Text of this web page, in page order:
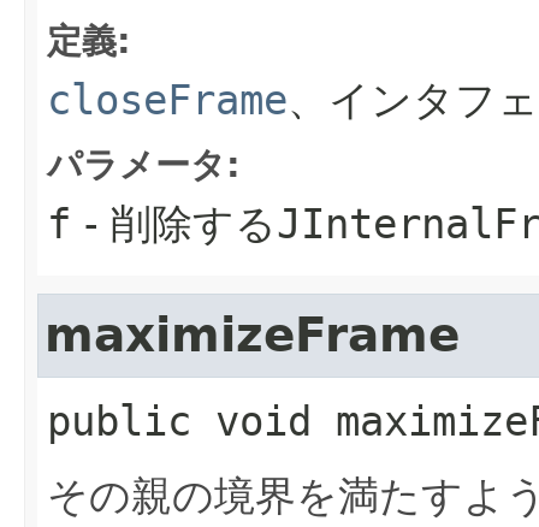
定義:
closeFrame、インタフ
パラメータ:
f - 削除する
maximizeFrame
public void
その親の境界を満たすよ